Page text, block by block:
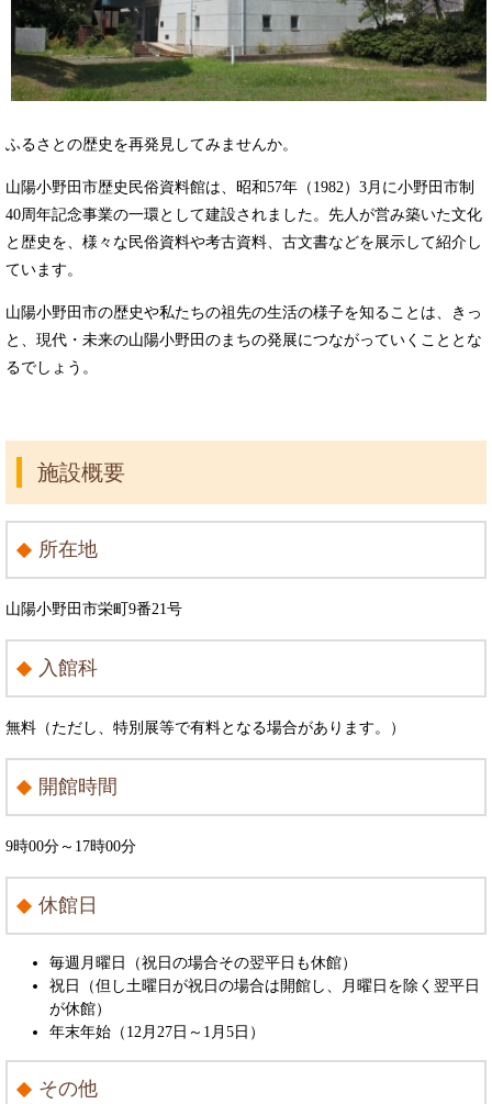
ふるさとの歴史を再発見してみませんか。
山陽小野田市歴史民俗資料館は、昭和57年（1982）3月に小野田市制
40周年記念事業の一環として建設されました。先人が営み築いた文化
と歴史を、様々な民俗資料や考古資料、古文書などを展示して紹介し
ています。
山陽小野田市の歴史や私たちの祖先の生活の様子を知ることは、きっ
と、現代・未来の山陽小野田のまちの発展につながっていくこととな
るでしょう。
施設概要
所在地
山陽小野田市栄町9番21号
入館科
無料（ただし、特別展等で有料となる場合があります。）
開館時間
9時00分～17時00分
休館日
毎週月曜日（祝日の場合その翌平日も休館）
祝日（但し土曜日が祝日の場合は開館し、月曜日を除く翌平日
が休館）
年末年始（12月27日～1月5日）
その他